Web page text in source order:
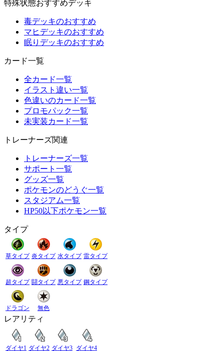
特殊状態おすすめデッキ
毒デッキのおすすめ
マヒデッキのおすすめ
眠りデッキのおすすめ
カード一覧
全カード一覧
イラスト違い一覧
色違いのカード一覧
プロモパック一覧
未実装カード一覧
トレーナーズ関連
トレーナーズ一覧
サポート一覧
グッズ一覧
ポケモンのどうぐ一覧
スタジアム一覧
HP50以下ポケモン一覧
タイプ
草タイプ 炎タイプ 水タイプ 雷タイプ
超タイプ 闘タイプ 悪タイプ 鋼タイプ
ドラゴン 無色
レアリティ
ダイヤ1 ダイヤ2 ダイヤ3 ダイヤ4